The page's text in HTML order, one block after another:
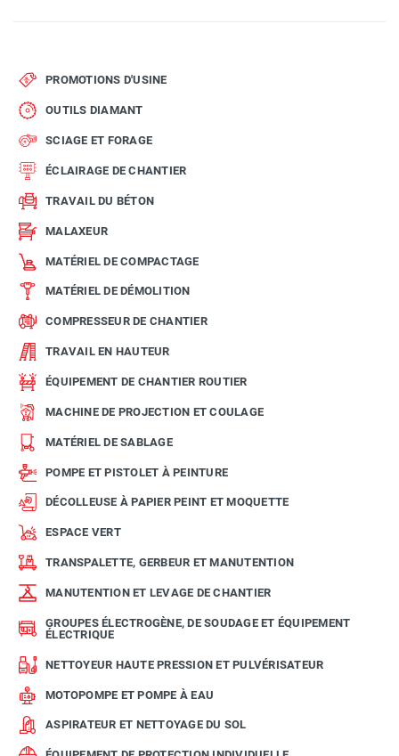
PROMOTIONS D'USINE
OUTILS DIAMANT
SCIAGE ET FORAGE
ÉCLAIRAGE DE CHANTIER
TRAVAIL DU BÉTON
MALAXEUR
MATÉRIEL DE COMPACTAGE
MATÉRIEL DE DÉMOLITION
COMPRESSEUR DE CHANTIER
TRAVAIL EN HAUTEUR
ÉQUIPEMENT DE CHANTIER ROUTIER
MACHINE DE PROJECTION ET COULAGE
MATÉRIEL DE SABLAGE
POMPE ET PISTOLET À PEINTURE
DÉCOLLEUSE À PAPIER PEINT ET MOQUETTE
ESPACE VERT
TRANSPALETTE, GERBEUR ET MANUTENTION
MANUTENTION ET LEVAGE DE CHANTIER
GROUPES ÉLECTROGÈNE, DE SOUDAGE ET ÉQUIPEMENT
ÉLECTRIQUE
NETTOYEUR HAUTE PRESSION ET PULVÉRISATEUR
MOTOPOMPE ET POMPE À EAU
ASPIRATEUR ET NETTOYAGE DU SOL